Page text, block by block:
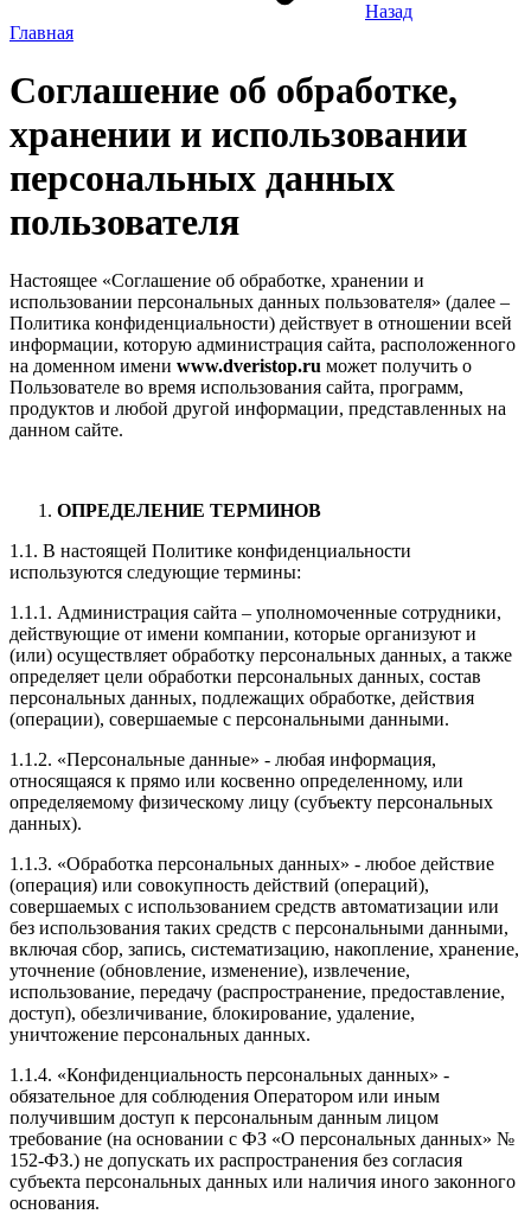
Назад
Главная
Соглашение об обработке,
хранении и использовании
персональных данных
пользователя
Настоящее «Соглашение об обработке, хранении и
использовании персональных данных пользователя» (далее –
Политика конфиденциальности) действует в отношении всей
информации, которую администрация сайта, расположенного
на доменном имени www.dveristop.ru может получить о
Пользователе во время использования сайта, программ,
продуктов и любой другой информации, представленных на
данном сайте.
ОПРЕДЕЛЕНИЕ ТЕРМИНОВ
1.1. В настоящей Политике конфиденциальности
используются следующие термины:
1.1.1. Администрация сайта – уполномоченные сотрудники,
действующие от имени компании, которые организуют и
(или) осуществляет обработку персональных данных, а также
определяет цели обработки персональных данных, состав
персональных данных, подлежащих обработке, действия
(операции), совершаемые с персональными данными.
1.1.2. «Персональные данные» - любая информация,
относящаяся к прямо или косвенно определенному, или
определяемому физическому лицу (субъекту персональных
данных).
1.1.3. «Обработка персональных данных» - любое действие
(операция) или совокупность действий (операций),
совершаемых с использованием средств автоматизации или
без использования таких средств с персональными данными,
включая сбор, запись, систематизацию, накопление, хранение,
уточнение (обновление, изменение), извлечение,
использование, передачу (распространение, предоставление,
доступ), обезличивание, блокирование, удаление,
уничтожение персональных данных.
1.1.4. «Конфиденциальность персональных данных» -
обязательное для соблюдения Оператором или иным
получившим доступ к персональным данным лицом
требование (на основании с ФЗ «О персональных данных» №
152-ФЗ.) не допускать их распространения без согласия
субъекта персональных данных или наличия иного законного
основания.